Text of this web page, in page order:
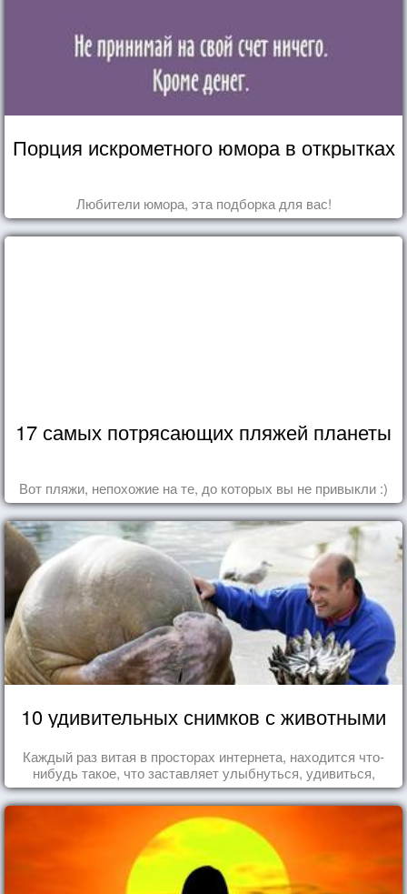
Порция искрометного юмора в открытках
Любители юмора, эта подборка для вас!
17 самых потрясающих пляжей планеты
Вот пляжи, непохожие на те, до которых вы не привыкли :)
10 удивительных снимков с животными
Каждый раз витая в просторах интернета, находится что-
нибудь такое, что заставляет улыбнуться, удивиться,
восхититься...